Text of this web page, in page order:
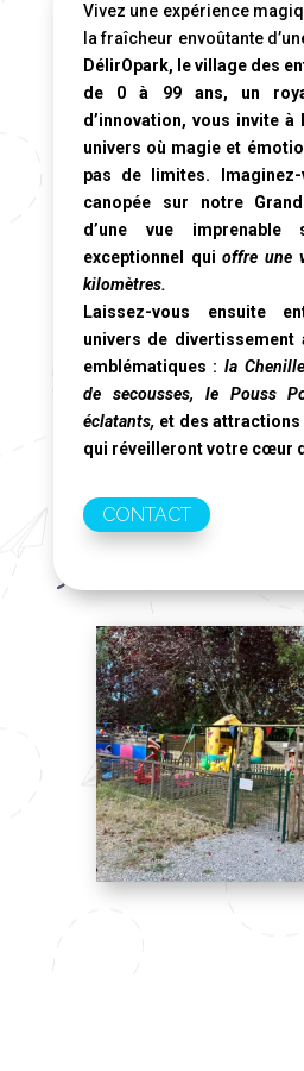
Vivez une expérience
la fraîcheur envoûtante
DélirOpark, le village des
de 0 à 99 ans, un
d’innovation, vous invite à
univers où magie et
pas de limites.
canopée sur notre
d’une vue imprenable
exceptionnel quioffre une
kilomètres.
Laissez-vous ensuite
univers de divertissement
emblématiques : la
de secousses, le Pouss
éclatants, et des
qui réveilleront votre cœur
CONTACT